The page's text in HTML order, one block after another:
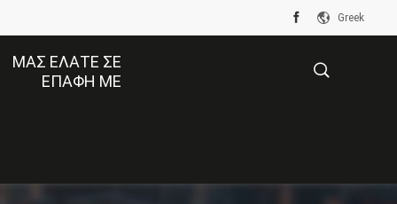
Greek
ΜΑΣ ΕΛΆΤΕ ΣΕ
ΕΠΑΦΉ ΜΕ